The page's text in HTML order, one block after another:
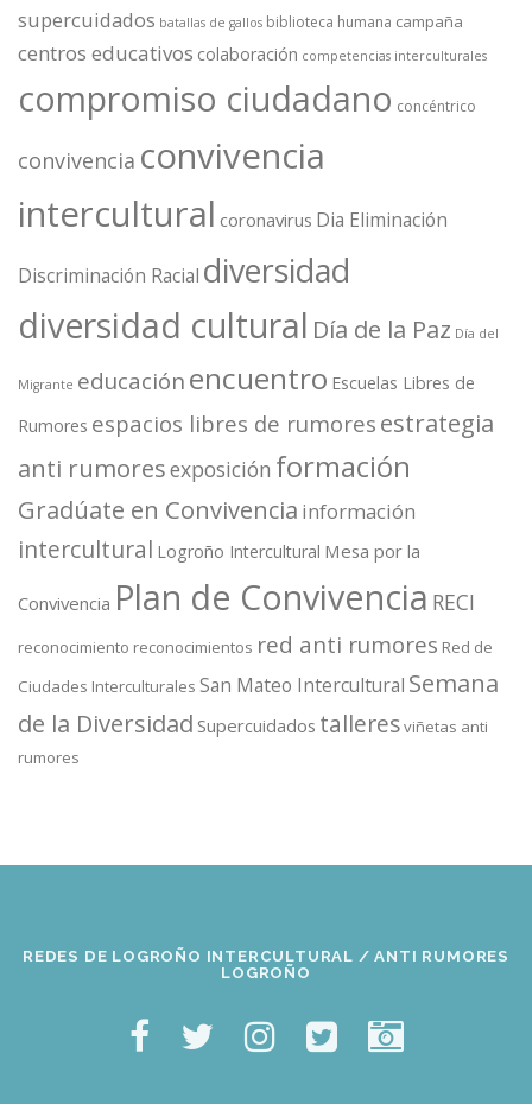
supercuidados batallas de gallos biblioteca humana campaña
centros educativos colaboración competencias interculturales
compromiso ciudadano concéntrico
convivencia convivencia
intercultural coronavirus Dia Eliminación
Discriminación Racial diversidad
diversidad cultural Día de la Paz Día del
Migrante educaciónencuentro Escuelas Libres de
Rumores espacios libres de rumores estrategia
anti rumoresexposición formación
Gradúate en Convivencia información
intercultural Logroño Intercultural Mesa por la
Convivencia Plan de Convivencia RECI
reconocimiento reconocimientos red anti rumores Red de
Ciudades Interculturales San Mateo Intercultural Semana
de la Diversidad Supercuidados talleresviñetas anti
rumores
REDES DE LOGROÑO INTERCULTURAL / ANTI RUMORES
LOGROÑO